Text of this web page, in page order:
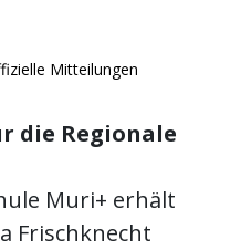
Mitteilungen
die Regionale
Muri+ erhält
Frischknecht